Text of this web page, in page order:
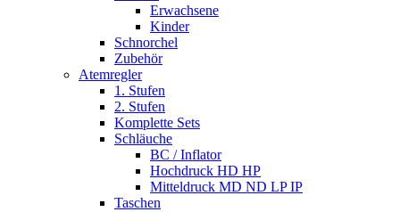
Erwachsene
Kinder
Schnorchel
Zubehör
Atemregler
1. Stufen
2. Stufen
Komplette Sets
Schläuche
BC / Inflator
Hochdruck HD HP
Mitteldruck MD ND LP IP
Taschen